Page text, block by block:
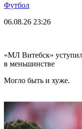
Футбол
06.08.26 23:26
«МЛ Витебск» уступил
в меньшинстве
Могло быть и хуже.